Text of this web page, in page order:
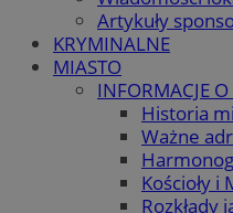
Artykuły
KRYMINALNE
MIASTO
INFORMACJE
Historia
Ważne
Kościoły i
Rozkłady